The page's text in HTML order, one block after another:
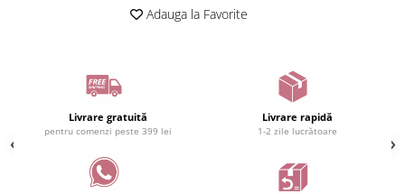
Adauga la Favorite
Livrare gratuită
pentru comenzi peste 399 lei
Livrare rapidă
1-2 zile lucrătoare